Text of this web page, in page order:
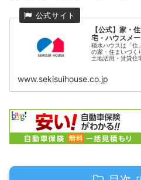
【公式】家・
宅・ハウスメ
積水ハウスは「住
の家・住まいづく
土地活用・賃貸住
www.sekisuihouse.co.jp